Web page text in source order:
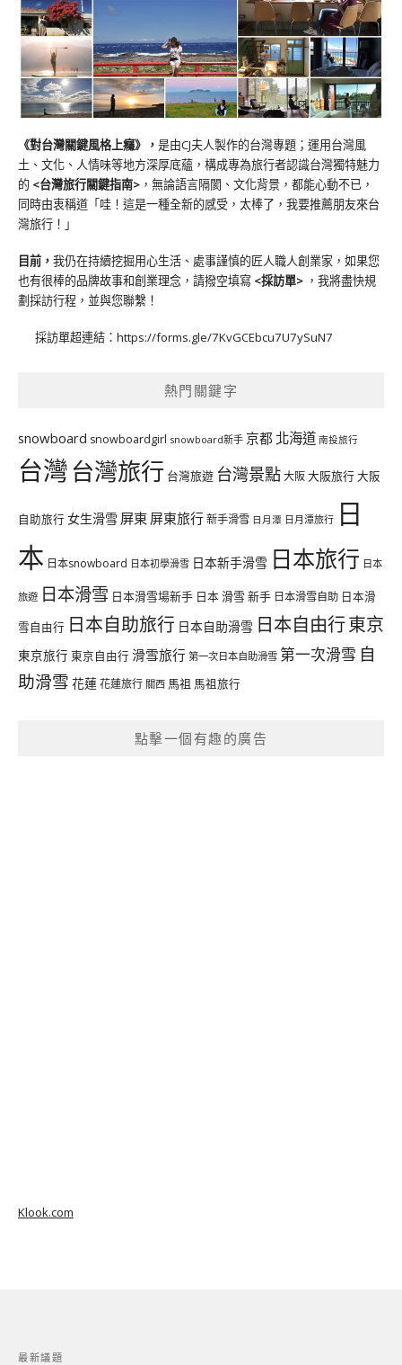
《對台灣關鍵風格上癮》 ， 是由CJ夫人製作的台灣專題；運用台灣風
土、文化、人情味等地方深厚底蘊，構成專為旅行者認識台灣獨特魅力
的 <台灣旅行關鍵指南> ，無論語言隔閡、文化背景，都能心動不已，
同時由衷稱道「哇！這是一種全新的感受，太棒了，我要推薦朋友來台
灣旅行！」
目前， 我仍在持續挖掘用心生活、處事謹慎的匠人職人創業家，如果您
也有很棒的品牌故事和創業理念，請撥空填寫 <採訪單> ，我將盡快規
劃採訪行程，並與您聯繫！
採訪單超連結： https://forms.gle/7KvGCEbcu7U7ySuN7
熱門關鍵字
snowboard snowboardgirl snowboard新手 京都 北海道 南投旅行
台灣台灣旅行 台灣旅遊 台灣景點大阪大阪旅行大阪
自助旅行 女生滑雪 屏東 屏東旅行新手滑雪 日月潭 日月潭旅行 日
本 日本snowboard 日本初學滑雪 日本新手滑雪 日本旅行 日本
旅遊 日本滑雪 日本滑雪場新手 日本 滑雪 新手 日本滑雪自助 日本滑
雪自由行 日本自助旅行 日本自助滑雪 日本自由行東京
東京旅行 東京自由行 滑雪旅行 第一次日本自助滑雪 第一次滑雪 自
助滑雪 花蓮花蓮旅行 關西 馬祖 馬祖旅行
點擊一個有趣的廣告
Klook.com
最新議題